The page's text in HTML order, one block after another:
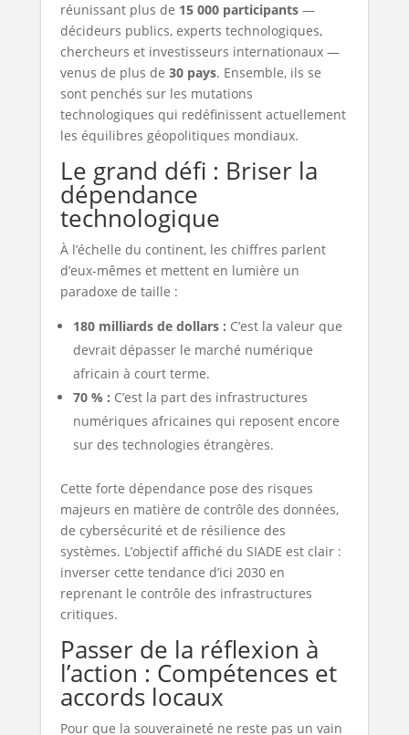
réunissant plus de 15 000 participants—
décideurs publics, experts technologiques,
chercheurs et investisseurs internationaux —
venus de plus de 30 pays. Ensemble, ils se
sont penchés sur les mutations
technologiques qui redéfinissent actuellement
les équilibres géopolitiques mondiaux.
Le grand défi : Briser la
dépendance
technologique
À l’échelle du continent, les chiffres parlent
d’eux-mêmes et mettent en lumière un
paradoxe de taille :
180 milliards de dollars : C’est la valeur que
devrait dépasser le marché numérique
africain à court terme.
70 % : C’est la part des infrastructures
numériques africaines qui reposent encore
sur des technologies étrangères.
Cette forte dépendance pose des risques
majeurs en matière de contrôle des données,
de cybersécurité et de résilience des
systèmes. L’objectif affiché du SIADE est clair :
inverser cette tendance d’ici 2030 en
reprenant le contrôle des infrastructures
critiques.
Passer de la réflexion à
l’action : Compétences et
accords locaux
Pour que la souveraineté ne reste pas un vain